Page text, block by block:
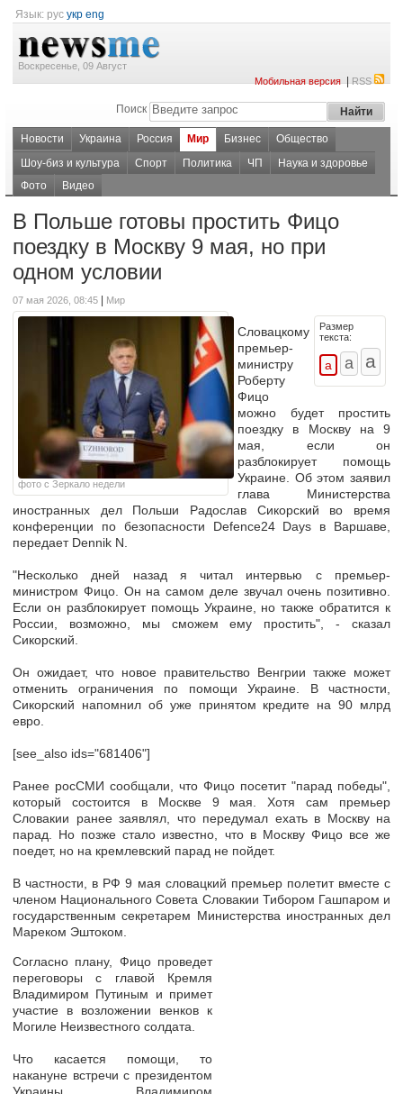
Язык: рус укр eng
Воскресенье, 09 Август
Мобильная версия|RSS
Поиск
Новости Украина Россия Мир Бизнес
Общество
Шоу-биз и культура
Спорт Политика ЧП
Наука и здоровье
Фото
Видео
В Польше готовы простить Фицо
поездку в Москву 9 мая, но при
одном условии
07 мая 2026, 08:45 Мир
фото с Зеркало недели
Размер
текста:
Словацкому
премьер-
министру
Роберту
Фицо
можно будет простить
поездку в Москву на 9
мая, если он
разблокирует помощь
Украине. Об этом заявил
глава Министерства
иностранных дел Польши Радослав Сикорский во время
конференции по безопасности Defence24 Days в Варшаве,
передает Dennik N.
"Несколько дней назад я читал интервью с премьер-
министром Фицо. Он на самом деле звучал очень позитивно.
Если он разблокирует помощь Украине, но также обратится к
России, возможно, мы сможем ему простить", - сказал
Сикорский.
Он ожидает, что новое правительство Венгрии также может
отменить ограничения по помощи Украине. В частности,
Сикорский напомнил об уже принятом кредите на 90 млрд
евро.
[see_also ids="681406"]
Ранее росСМИ сообщали, что Фицо посетит "парад победы",
который состоится в Москве 9 мая. Хотя сам премьер
Словакии ранее заявлял, что передумал ехать в Москву на
парад. Но позже стало известно, что в Москву Фицо все же
поедет, но на кремлевский парад не пойдет.
В частности, в РФ 9 мая словацкий премьер полетит вместе с
членом Национального Совета Словакии Тибором Гашпаром и
государственным секретарем Министерства иностранных дел
Мареком Эштоком.
Согласно плану, Фицо проведет
переговоры с главой Кремля
Владимиром Путиным и примет
участие в возложении венков к
Могиле Неизвестного солдата.
Что касается помощи, то
накануне встречи с президентом
Украины Владимиром